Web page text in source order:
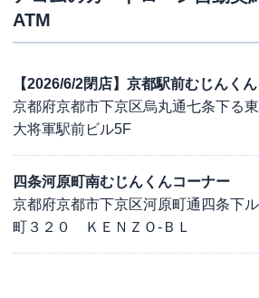
ATM
【2026/6/2閉店】京都駅前むじんく
京都府京都市下京区烏丸通七条下る
大将軍駅前ビル5F
四条河原町南むじんくんコーナー
京都府京都市下京区河原町通四条下
町３２０ ＫＥＮＺＯ-ＢＬ